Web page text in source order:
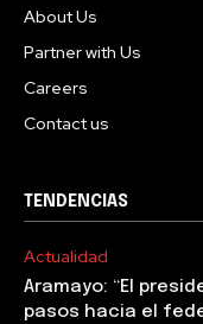
About Us
Partner with Us
Careers
Contact us
TENDENCIAS
Actualidad
Aramayo: “El
pasos hacia el